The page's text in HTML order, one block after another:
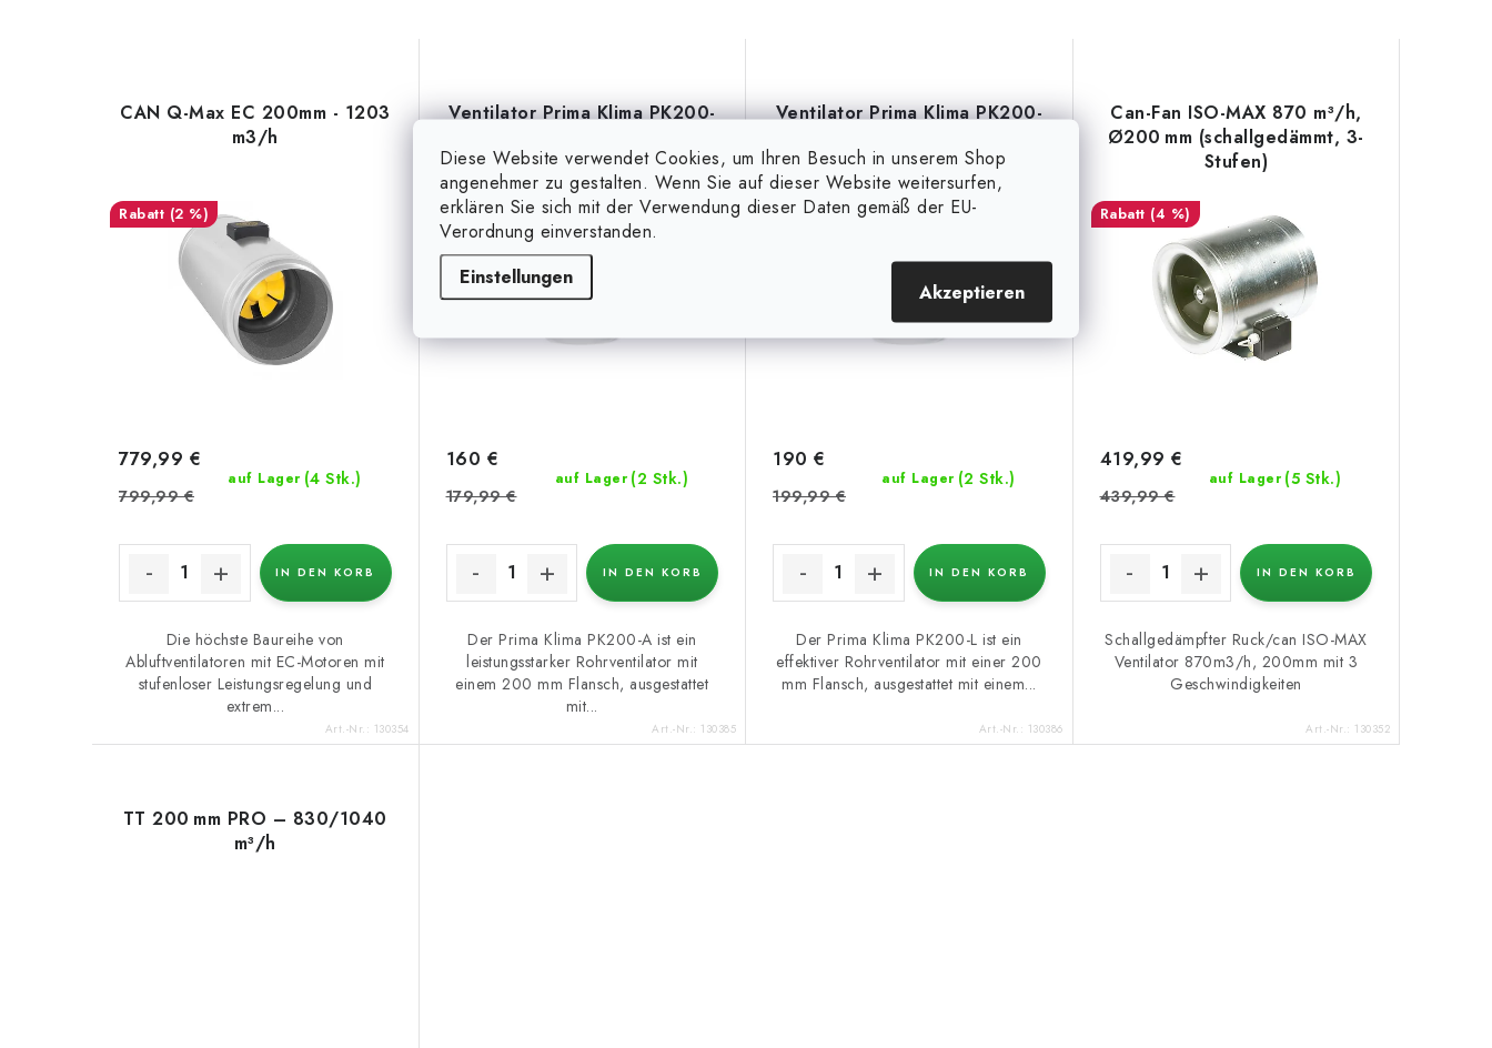
Diese Website verwendet Cookies, um Ihren Besuch in unserem Shop
angenehmer zu gestalten. Wenn Sie auf dieser Website weitersurfen,
erklären Sie sich mit der Verwendung dieser Daten gemäß der EU-
Verordnung einverstanden.
Einstellungen
Akzeptieren
CAN Q-Max EC 200mm - 1203
m3/h
(2 %)
auf Lager (4 Stk.)
779,99 €
799,99 €
IN DEN KORB
Die höchste Baureihe von
Abluftventilatoren mit EC-Motoren mit
stufenloser Leistungsregelung und
extrem...
Art.-Nr.: 130354
Ventilator Prima Klima PK200-
stufig
(11 %)
auf Lager (2 Stk.)
160 €
179,99 €
IN DEN KORB
Der Prima Klima PK200-A ist ein
leistungsstarker Rohrventilator mit
einem 200 mm Flansch, ausgestattet
mit...
Art.-Nr.: 130385
Ventilator Prima Klima PK200-
stufig
(5 %)
auf Lager (2 Stk.)
190 €
199,99 €
IN DEN KORB
Der Prima Klima PK200-L ist ein
effektiver Rohrventilator mit einer 200
mm Flansch, ausgestattet mit einem...
Art.-Nr.: 130386
Can-Fan ISO-MAX 870 m³/h,
Ø200 mm (schallgedämmt, 3-
Stufen)
(4 %)
auf Lager (5 Stk.)
419,99 €
439,99 €
IN DEN KORB
Schallgedämpfter Ruck/can ISO-MAX
Ventilator 870m3/h, 200mm mit 3
Geschwindigkeiten
Art.-Nr.: 130352
TT 200 mm PRO – 830/1040
m³/h